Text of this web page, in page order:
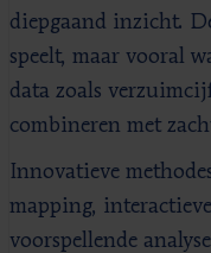
diepgaand inzicht.
speelt, maar vooral
data zoals
combineren met
Innovatieve
mapping,
voorspellende